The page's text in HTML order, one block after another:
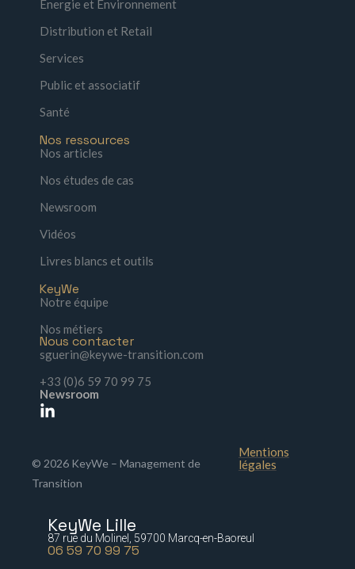
Énergie et Environnement
Distribution et Retail
Services
Public et associatif
Santé
Nos ressources
Nos articles
Nos études de cas
Newsroom
Vidéos
Livres blancs et outils
KeyWe
Notre équipe
Nos métiers
Nous contacter
sguerin@keywe-transition.com
+33 (0)6 59 70 99 75
Newsroom
© 2026 KeyWe – Management de
Transition
Mentions
légales
KeyWe Lille
87 rue du Molinel, 59700 Marcq-en-Baoreul
06 59 70 99 75